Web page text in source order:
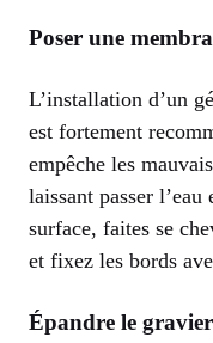
Poser une
L’installation d’un
est fortement
empêche les
laissant passer
surface, faites se
et fixez les bords
Épandre le gravier